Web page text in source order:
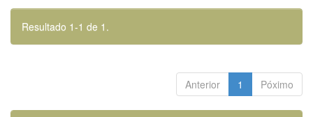
Resultado 1-1 de 1.
Anterior 1 Póximo